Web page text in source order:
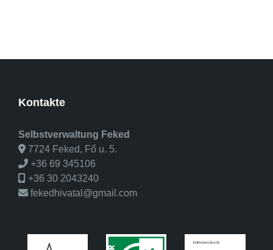
Kontakte
Selbstverwaltung Feked
7724 Feked, Fő u. 5.
+36 69 345106
+36 30 2043240
fekedhivatal@gmail.com